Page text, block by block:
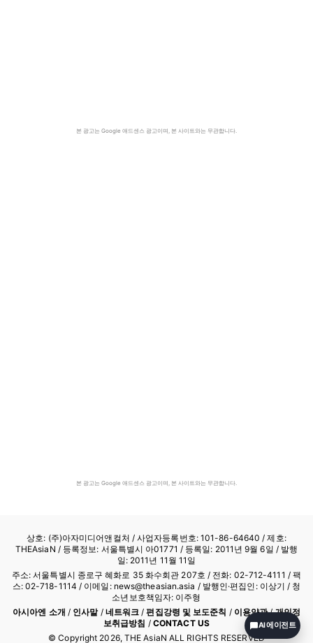
본 광고는 Google 애드센스 광고이며, 본 사이트와는 무관합니다.
본 광고는 Google 애드센스 광고이며, 본 사이트와는 무관합니다.
상호: (주)아자미디어앤컬처 /사업자등록번호: 101-86-64640 / 제호:
THEAsiaN / 등록정보: 서울특별시 아01771 / 등록일: 2011년 9월 6일 / 발행
일: 2011년 11월 11일
주소: 서울특별시 종로구 혜화로 35 화수회관 207호 / 전화: 02-712-4111 / 팩
스: 02-718-1114 / 이메일: news@theasian.asia / 발행인·편집인: 이상기 / 청
소년보호책임자: 이주형
아시아엔 소개 / 인사말/ 네트워크 /편집강령 및 보도준칙 / 이용약관/개인정
보취급방침 / CONTACT US
© Copyright 2026, THE AsiaN ALL RIGHTS RESERVED
AI 에이전트